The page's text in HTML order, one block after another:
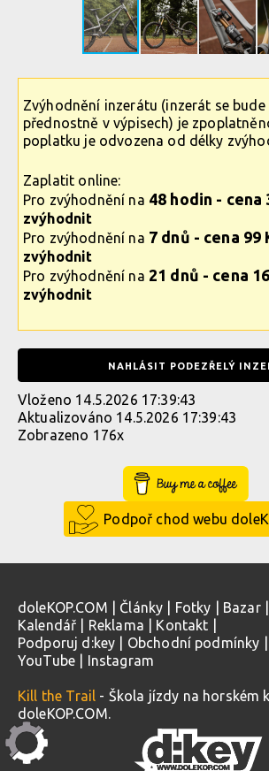
Zvýhodnění inzerátu (inzerát se
přednostně v výpisech) je
poplatku je odvozena od délky
Zaplatit online:
Pro zvýhodnění na 48 hodin - cena
zvýhodnit
Pro zvýhodnění na 7 dnů - cena 99
zvýhodnit
Pro zvýhodnění na 21 dnů - cena
zvýhodnit
NAHLÁSIT PODEZŘELÝ
Vloženo 14.5.2026 17:39:43
Aktualizováno 14.5.2026 17:39:43
Zobrazeno 176x
Buy Me a Coffee
Podpoř chod webu
doleKOP.COM Články Fotky Bazar|
Kalendář
Reklama Kontakt
Podporuj d:key
Obchodní podmínky
YouTube
Instagram
Kill the Trail - Škola jízdy na horském
doleKOP.COM.